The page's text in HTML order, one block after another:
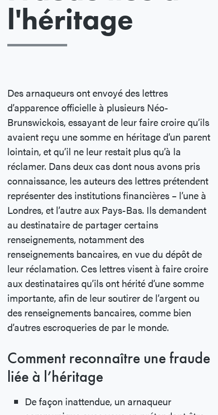
l'héritage
Des arnaqueurs ont envoyé des lettres
d’apparence officielle à plusieurs Néo-
Brunswickois, essayant de leur faire croire qu’ils
avaient reçu une somme en héritage d’un parent
lointain, et qu’il ne leur restait plus qu’à la
réclamer. Dans deux cas dont nous avons pris
connaissance, les auteurs des lettres prétendent
représenter des institutions financières – l’une à
Londres, et l’autre aux Pays-Bas. Ils demandent
au destinataire de partager certains
renseignements, notamment des
renseignements bancaires, en vue du dépôt de
leur réclamation. Ces lettres visent à faire croire
aux destinataires qu’ils ont hérité d’une somme
importante, afin de leur soutirer de l’argent ou
des renseignements bancaires, comme bien
d’autres escroqueries de par le monde.
Comment reconnaître une fraude
liée à l’héritage
De façon inattendue, un arnaqueur